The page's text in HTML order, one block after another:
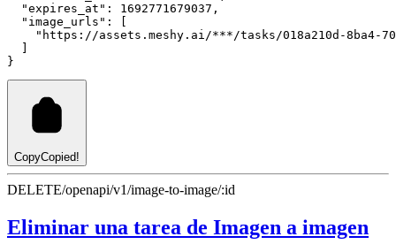
"expires_at" : 1692771679037 ,
"image_urls" :
"https://assets.meshy.ai/***/tasks/018a210d-8ba4-
}
CopyCopied!
DELETE/openapi/v1/image-to-image/:id
Eliminar una tarea de Imagen a imagen